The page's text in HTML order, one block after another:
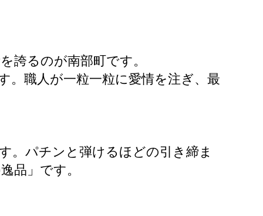
誇るのが南部町です。
。職人が一粒一粒に愛情を注ぎ、最
。パチンと弾けるほどの引き締ま
品」です。